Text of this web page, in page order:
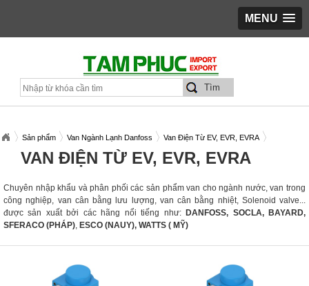
MENU
Sản phẩm Van Ngành Lạnh Danfoss Van Điện Từ EV, EVR, EVRA
VAN ĐIỆN TỪ EV, EVR, EVRA
Chuyên nhập khẩu và phân phối các sản phẩm van cho ngành nước, van trong
công nghiệp, van cân bằng lưu lượng, van cân bằng nhiệt, Solenoid valve...
được sản xuất bởi các hãng nổi tiếng như: DANFOSS, SOCLA, BAYARD,
SFERACO (PHÁP), ESCO (NAUY), WATTS ( MỸ)